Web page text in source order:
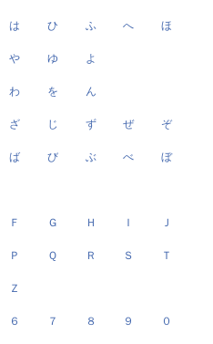
は ひ ふ へ ほ
や ゆ よ
わ を ん
ざ じ ず ぜ ぞ
ば び ぶ べ ぼ
Ｆ Ｇ Ｈ Ｉ Ｊ
Ｐ Ｑ Ｒ Ｓ Ｔ
Ｚ
６ ７ ８ ９ ０